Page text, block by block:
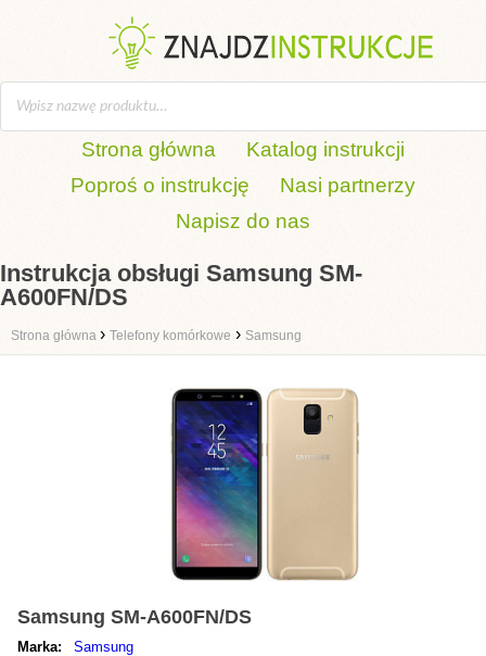
Strona główna
Katalog instrukcji
Poproś o instrukcję
Nasi partnerzy
Napisz do nas
Instrukcja obsługi Samsung SM-
A600FN/DS
Strona główna › Telefony komórkowe › Samsung
Samsung SM-A600FN/DS
Marka:
Samsung